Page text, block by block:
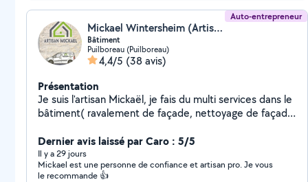
Auto-entrepreneur
Mickael Wintersheim (Artisan Mickaël)
Bâtiment
Puilboreau (Puilboreau)
4,4/5 (38 avis)
Présentation
Je suis l'artisan Mickaël, je fais du multi services dans le
bâtiment( ravalement de façade, nettoyage de façade,
peinture intérieure et extérieure
Dernier avis laissé par Caro : 5/5
Il y a 29 jours
Mickael est une personne de confiance et artisan pro. Je vous
le recommande 👍